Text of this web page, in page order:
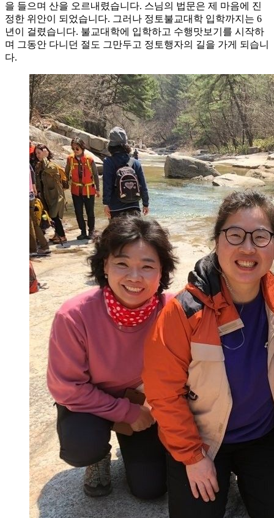
을 들으며 산을 오르내렸습니다. 스님의 법문은 제 마음에 진
정한 위안이 되었습니다. 그러나 정토불교대학 입학까지는 6
년이 걸렸습니다. 불교대학에 입학하고 수행맛보기를 시작하
며 그동안 다니던 절도 그만두고 정토행자의 길을 가게 되습니
다.